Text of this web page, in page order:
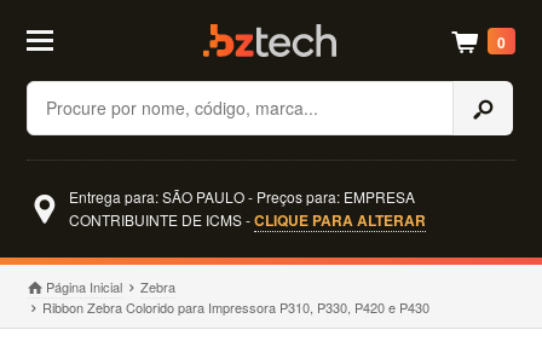
Buscar
0
Entrega para: SÃO PAULO - Preços para: EMPRESA
CONTRIBUINTE DE ICMS -CLIQUE PARA ALTERAR
Página Inicial
Zebra
Ribbon Zebra Colorido para Impressora P310, P330, P420 e P430